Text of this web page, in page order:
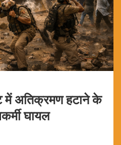
में अतिक्रमण हटाने के
घायल